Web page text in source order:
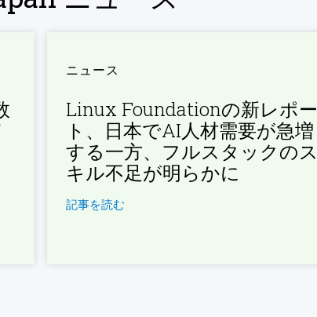
ニュース
Linux Foundationの新レポー
ト、日本でAI人材需要が急増
する一方、フルスタックのス
キル不足が明らかに
記事を読む